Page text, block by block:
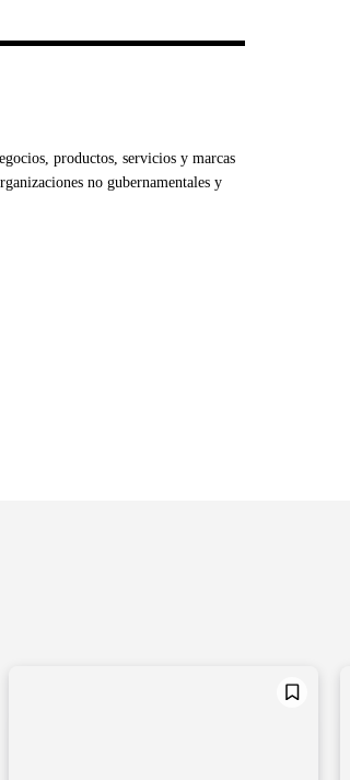
productos, servicios y marcas
no gubernamentales y